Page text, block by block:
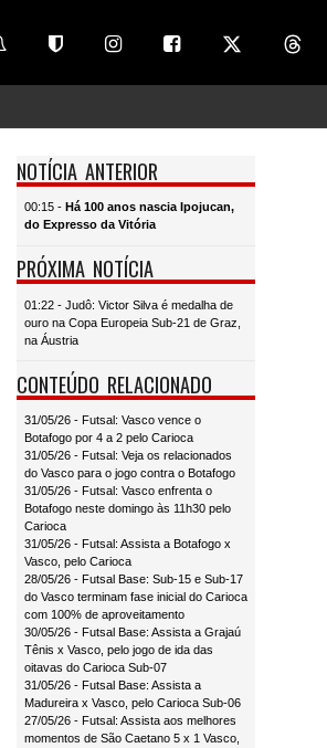
NOTÍCIA ANTERIOR
00:15 - Há 100 anos nascia Ipojucan,
do Expresso da Vitória
PRÓXIMA NOTÍCIA
01:22 - Judô: Victor Silva é medalha de
ouro na Copa Europeia Sub-21 de Graz,
na Áustria
CONTEÚDO RELACIONADO
31/05/26 - Futsal: Vasco vence o
Botafogo por 4 a 2 pelo Carioca
31/05/26 - Futsal: Veja os relacionados
do Vasco para o jogo contra o Botafogo
31/05/26 - Futsal: Vasco enfrenta o
Botafogo neste domingo às 11h30 pelo
Carioca
31/05/26 - Futsal: Assista a Botafogo x
Vasco, pelo Carioca
28/05/26 - Futsal Base: Sub-15 e Sub-17
do Vasco terminam fase inicial do Carioca
com 100% de aproveitamento
30/05/26 - Futsal Base: Assista a Grajaú
Tênis x Vasco, pelo jogo de ida das
oitavas do Carioca Sub-07
31/05/26 - Futsal Base: Assista a
Madureira x Vasco, pelo Carioca Sub-06
27/05/26 - Futsal: Assista aos melhores
momentos de São Caetano 5 x 1 Vasco,